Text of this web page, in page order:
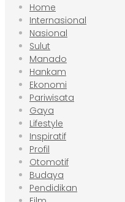
Home
Internasional
Nasional
Sulut
Manado
Hankam
Ekonomi
Pariwisata
Gaya
Lifestyle
Inspiratif
Profil
Otomotif
Budaya
Pendidikan